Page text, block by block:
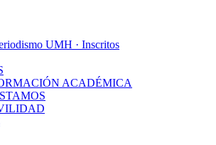
UMH · Inscritos
ACADÉMICA